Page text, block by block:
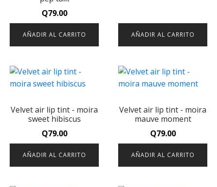
Q79.00
AÑADIR AL CARRITO AÑADIR AL CARRITO
Velvet air lip tint - moira
sweet hibiscus
Q79.00
AÑADIR AL CARRITO
Velvet air lip tint - moira
mauve moment
Q79.00
AÑADIR AL CARRITO